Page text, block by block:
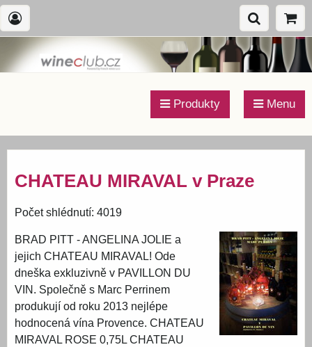
Produkty Menu
CHATEAU MIRAVAL v Praze
Počet shlédnutí: 4019
BRAD PITT - ANGELINA JOLIE a
jejich CHATEAU MIRAVAL! Ode
dneška exkluzivně v PAVILLON DU
VIN. Společně s Marc Perrinem
produkují od roku 2013 nejlépe
hodnocená vína Provence. CHATEAU
MIRAVAL ROSE 0,75L CHATEAU